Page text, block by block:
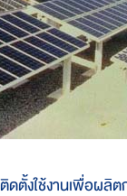
ดตั้งใช้งานเพื่อผลิ